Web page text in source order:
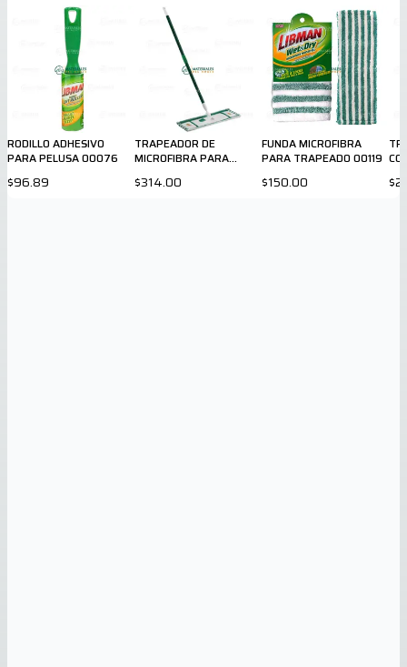
RODILLO ADHESIVO
PARA PELUSA 00076
$96.89
TRAPEADOR DE
MICROFIBRA PARA
$314.00
FUNDA MICROFIBRA
PARA TRAPEADO 00119
$150.00